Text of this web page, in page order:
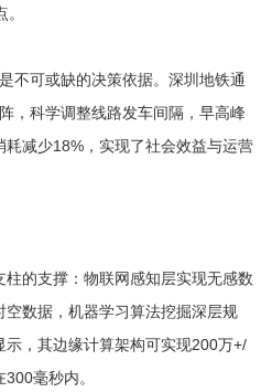
不可或缺的决策依据。深圳地铁通
，科学调整线路发车间隔，早高峰
减少18%，实现了社会效益与运营
的支撑：物联网感知层实现无感数
数据，机器学习算法挖掘深层规
，其边缘计算架构可实现200万+/
毫秒内。